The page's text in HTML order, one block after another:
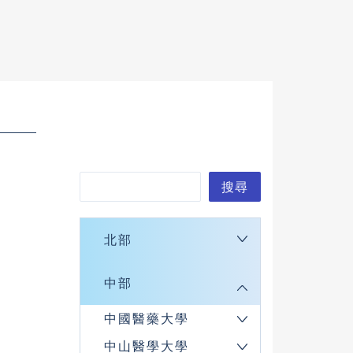
搜尋
北部
中部
中國醫藥大學
中山醫學大學